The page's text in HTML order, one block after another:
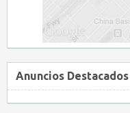
Anuncios Destacados